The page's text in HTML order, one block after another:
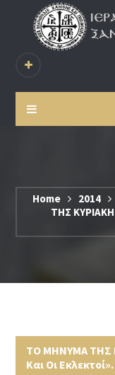
Home 2014
ΤΗΣ
ΤΟ ΜΗΝΥΜΑ ΤΗΣ
Και Οι Εκλεκτοί».